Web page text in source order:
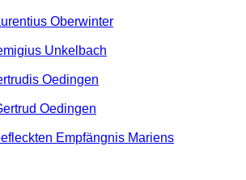
Oberwinter
Unkelbach
Oedingen
Oedingen
Empfängnis Mariens